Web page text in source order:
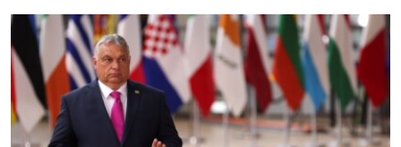
TÁRSADALOM
DEMOKRÁCIA
A PÉNZ NYOMÁBAN
EURÓPAI UNIÓ